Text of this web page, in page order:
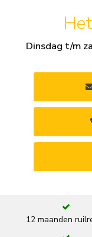
Dinsdag t/m
12 maanden